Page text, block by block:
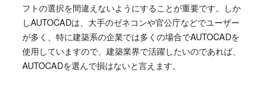
フトの選択を間違えないようにすることが重要です。しか
しAUTOCADは、大手のゼネコンや官公庁などでユーザー
が多く、特に建築系の企業では多くの場合でAUTOCADを
使用していますので、建築業界で活躍したいのであれば、
AUTOCADを選んで損はないと言えます。